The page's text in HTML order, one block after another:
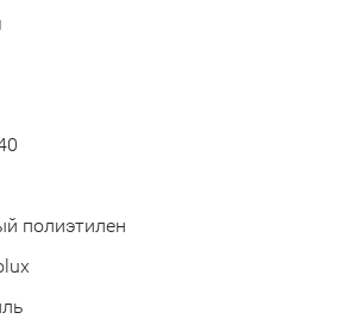
полиэтилен